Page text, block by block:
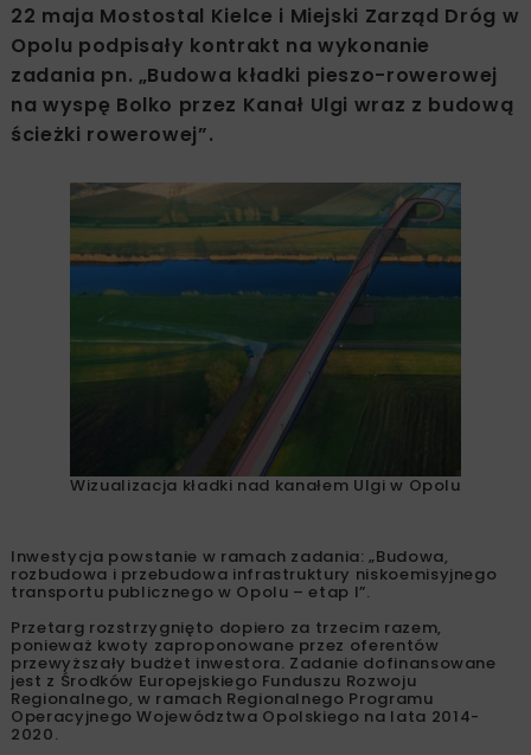
22 maja Mostostal Kielce i Miejski Zarząd Dróg w
Opolu podpisały kontrakt na wykonanie
zadania pn. „Budowa kładki pieszo-rowerowej
na wyspę Bolko przez Kanał Ulgi wraz z budową
ścieżki rowerowej”.
Wizualizacja kładki nad kanałem Ulgi w Opolu
Inwestycja powstanie w ramach zadania: „Budowa,
rozbudowa i przebudowa infrastruktury niskoemisyjnego
transportu publicznego w Opolu – etap I”.
Przetarg rozstrzygnięto dopiero za trzecim razem,
ponieważ kwoty zaproponowane przez oferentów
przewyższały budżet inwestora. Zadanie dofinansowane
jest z Środków Europejskiego Funduszu Rozwoju
Regionalnego, w ramach Regionalnego Programu
Operacyjnego Województwa Opolskiego na lata 2014-
2020.